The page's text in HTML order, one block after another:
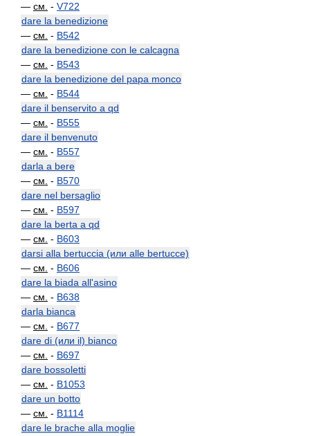
— см. - V722
dare la benedizione
— см. - B542
dare la benedizione con le calcagna
— см. - B543
dare la benedizione del papa monco
— см. - B544
dare il benservito a qd
— см. - B555
dare il benvenuto
— см. - B557
darla a bere
— см. - B570
dare nel bersaglio
— см. - B597
dare la berta a qd
— см. - B603
darsi alla bertuccia (или alle bertucce)
— см. - B606
dare la biada all'asino
— см. - B638
darla bianca
— см. - B677
dare di (или il) bianco
— см. - B697
dare bossoletti
— см. - B1053
dare un botto
— см. - B1114
dare le brache alla moglie